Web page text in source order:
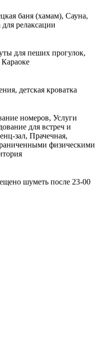
баня (хамам), Сауна,
релаксации
для пеших прогулок,
детская кроватка
номеров, Услуги
для встреч и
зал, Прачечная,
физическими
шуметь после 23-00